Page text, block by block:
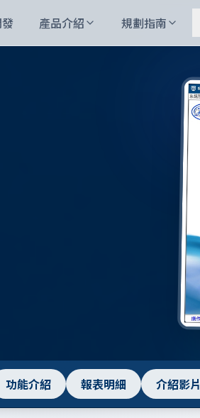
產品介紹 規劃指南
功能介紹 報表明細 介紹影片